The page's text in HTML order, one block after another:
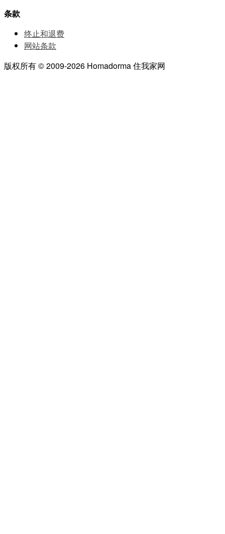
条款
终止和退费
网站条款
版权所有 © 2009-2026 Homadorma 住我家网